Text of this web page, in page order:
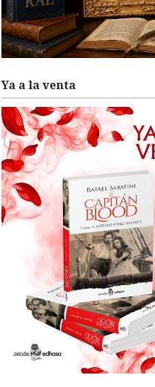
Ya a la venta